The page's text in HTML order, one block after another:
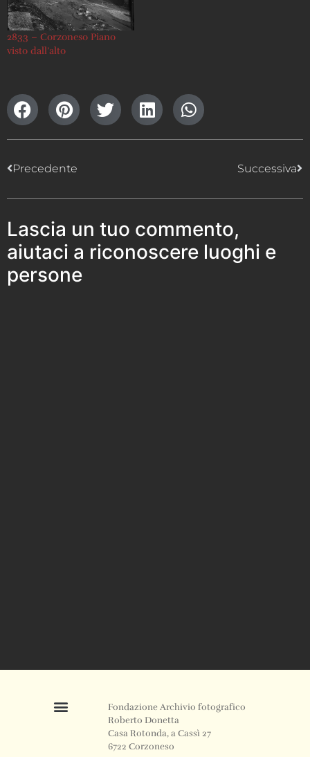
2833 – Corzoneso Piano
visto dall’alto
Precedente Successiva
Lascia un tuo commento,
aiutaci a riconoscere luoghi e
persone
Fondazione Archivio fotografico
Roberto Donetta
Casa Rotonda, a Cassì 27
6722 Corzoneso